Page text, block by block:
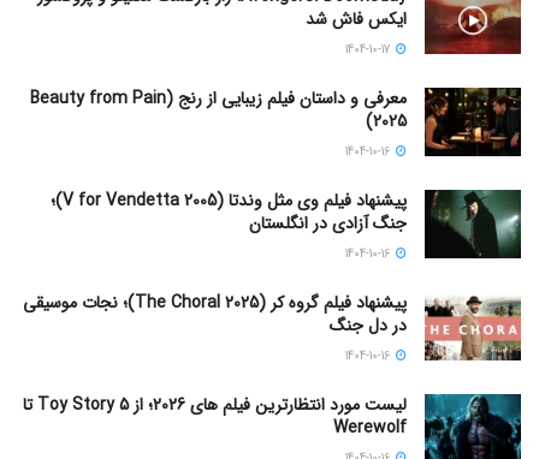
ایکس فاش شد
معرفی و داستان فیلم زیبایی از رنج (Beauty from Pain
2025)
پیشنهاد فیلم وی مثل وندتا (V for Vendetta 2005)؛
جنگ آزادی در انگلستان
پیشنهاد فیلم گروه کر (The Choral 2025)؛ نجات موسیقی
در دل جنگ
لیست مورد انتظارترین فیلم های 2026؛ از Toy Story 5 تا
Werewolf